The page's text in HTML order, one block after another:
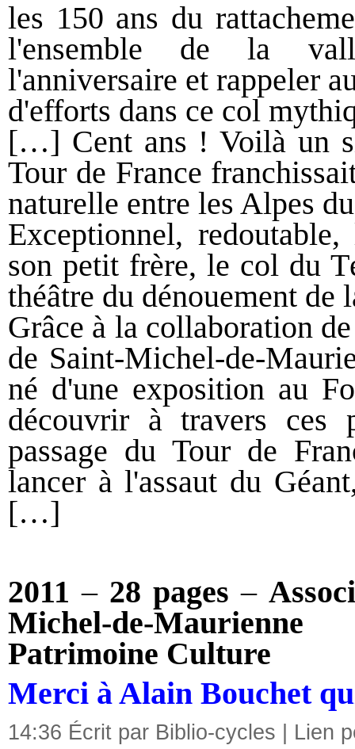
les 150 ans du
l'ensemble de la
l'anniversaire et rappeler
d'efforts dans ce col
[…] Cent ans ! Voilà un
Tour de France
naturelle entre les Alpes
Exceptionnel,
son petit frère, le col du
théâtre du dénouement de
Grâce à la collaboration
de Saint-Michel-de-
né d'une exposition au
découvrir à travers ces
passage du Tour de
lancer à l'assaut du
[…]
2011 – 28 pages –
Michel-de-
Patrimoine Culture
Merci à Alain Bouchet
14:36 Écrit par Biblio-cycles | Lien